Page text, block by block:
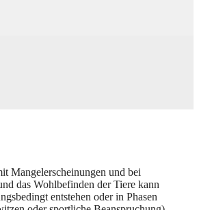
und bei
das Wohlbefinden der Tiere kann
entstehen oder in Phasen